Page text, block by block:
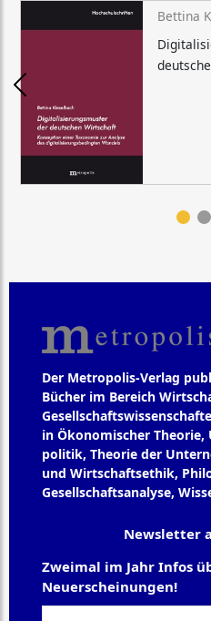
Bettina
Der Metropolis-Verlag
Bücher im Bereich
in Ökonomischer
politik, Theorie der
und Wirtschaftsethik,
Gesellschaftsanalyse,
Newsletter
Zweimal im Jahr Infos
Neuerscheinungen!